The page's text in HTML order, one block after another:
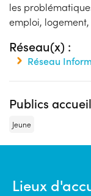
les
emploi,
Réseau(x) :
Réseau
Publics
Jeune
Lieux